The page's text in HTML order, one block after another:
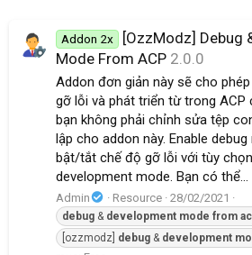
Addon 2x
[OzzModz] Debug
Mode From ACP 2.0.0
Addon đơn giản này sẽ cho
gỡ lỗi và phát triển từ trong ACP
bạn không phải chỉnh sửa tệp
lập cho addon này. Enable
bật/tắt chế độ gỡ lỗi với tùy chọn
development mode. Bạn có thể...
Admin Resource 28/02/2021
debug & development mode from
[ozzmodz] debug & development